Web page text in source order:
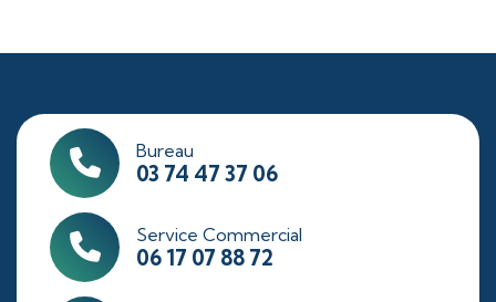
Bureau
03 74 47 37 06
Service Commercial
06 17 07 88 72